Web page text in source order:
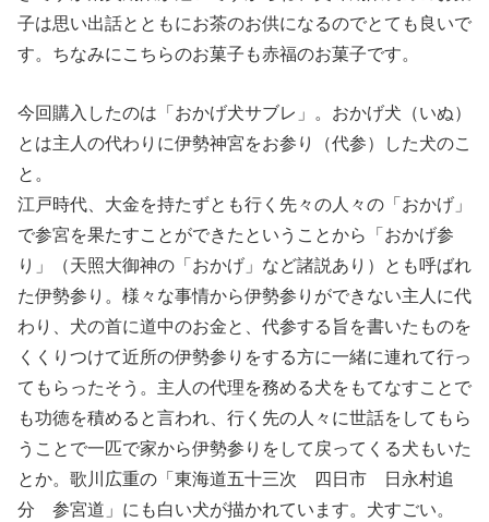
子は思い出話とともにお茶のお供になるのでとても良いで
す。ちなみにこちらのお菓子も赤福のお菓子です。
今回購入したのは「おかげ犬サブレ」。おかげ犬（いぬ）
とは主人の代わりに伊勢神宮をお参り（代参）した犬のこ
と。
江戸時代、大金を持たずとも行く先々の人々の「おかげ」
で参宮を果たすことができたということから「おかげ参
り」（天照大御神の「おかげ」など諸説あり）とも呼ばれ
た伊勢参り。様々な事情から伊勢参りができない主人に代
わり、犬の首に道中のお金と、代参する旨を書いたものを
くくりつけて近所の伊勢参りをする方に一緒に連れて行っ
てもらったそう。主人の代理を務める犬をもてなすことで
も功徳を積めると言われ、行く先の人々に世話をしてもら
うことで一匹で家から伊勢参りをして戻ってくる犬もいた
とか。歌川広重の「東海道五十三次 四日市 日永村追
分 参宮道」にも白い犬が描かれています。犬すごい。